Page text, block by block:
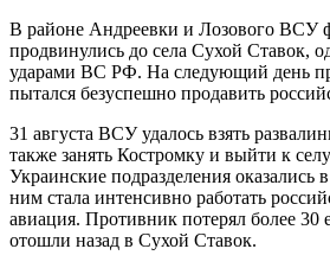
В районе Андреевки и Лозового ВСУ
продвинулись до села Сухой Ставок,
ударами ВС РФ. На следующий день
пытался безуспешно продавить
31 августа ВСУ удалось взять
также занять Костромку и выйти к
Украинские подразделения оказались
ним стала интенсивно работать
авиация. Противник потерял более 30
отошли назад в Сухой Ставок.